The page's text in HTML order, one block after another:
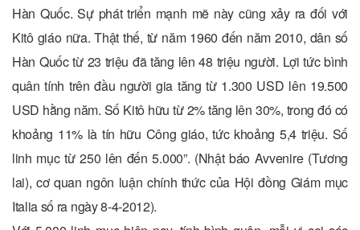
Hàn Quốc. Sự phát triển mạnh mẽ này cũng xảy ra đối với
Kitô giáo nữa. Thật thế, từ năm 1960 đến năm 2010, dân số
Hàn Quốc từ 23 triệu đã tăng lên 48 triệu người. Lợi tức bình
quân tính trên đầu người gia tăng từ 1.300 USD lên 19.500
USD hằng năm. Số Kitô hữu từ 2% tăng lên 30%, trong đó có
khoảng 11% là tín hữu Công giáo, tức khoảng 5,4 triệu. Số
linh mục từ 250 lên đến 5.000”. (Nhật báo Avvenire (Tương
lai), cơ quan ngôn luận chính thức của Hội đồng Giám mục
Italia số ra ngày 8-4-2012).